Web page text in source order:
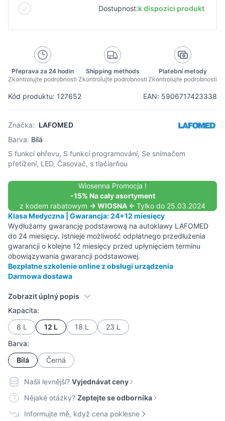
Kód produktu: 127652 EAN: 5906717423338
Značka: LAFOMED
Barva: Bílá
S funkcí ohřevu, S funkcí programování, Se snímačem
přetížení, LED, Časovač, s tlačiarňou
Wiosenna Promocja !
-15% Na cały asortyment
z kodem rabatowym -> WIOSNA <- Tylko do 25.03.2024
Klasa Medyczna | Gwarancja: 24+12 miesięcy
Wydłużamy gwarancję podstawową na autoklawy LAFOMED
do 24 miesięcy. Istnieje możliwość odpłatnego przedłużenia
gwarancji o kolejne 12 miesięcy przed upłynięciem terminu
obowiązywania gwarancji podstawowej.
Bezpłatne szkolenie online z obsługi urządzenia
Darmowa dostawa
Zobrazit úplný popis
Kapacita:
8 L
12 L 18 L
23 L
Barva:
Bílá
Černá
Dostupnost:k dispozici produkt
Přeprava za 24 hodin
Zkontrolujte podrobnosti
Shipping methods
Zkontrolujte podrobnosti
Platební metody
Zkontrolujte podrobnosti
Našli levnější? Vyjednávat ceny
Nějaké otázky? Zeptejte se odborníka
Informujte mě, když cena poklesne